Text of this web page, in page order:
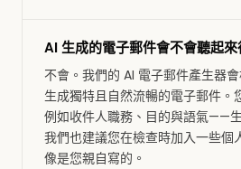
AI 生成的電子郵件會不會聽起
不會。我們的 AI 電子郵件產生器
生成獨特且自然流暢的電子郵件
例如收件人職務、目的與語氣——
我們也建議您在檢查時加入一些個
像是您親自寫的。